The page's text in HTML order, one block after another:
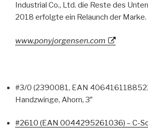
Industrial Co., Ltd. die Reste des
2018 erfolgte ein Relaunch der Marke.
www.ponyjorgensen.com
#3/0 (2390081, EAN
Handzwinge, Ahorn, 3″
#2610 (EAN 0044295261036) – C-